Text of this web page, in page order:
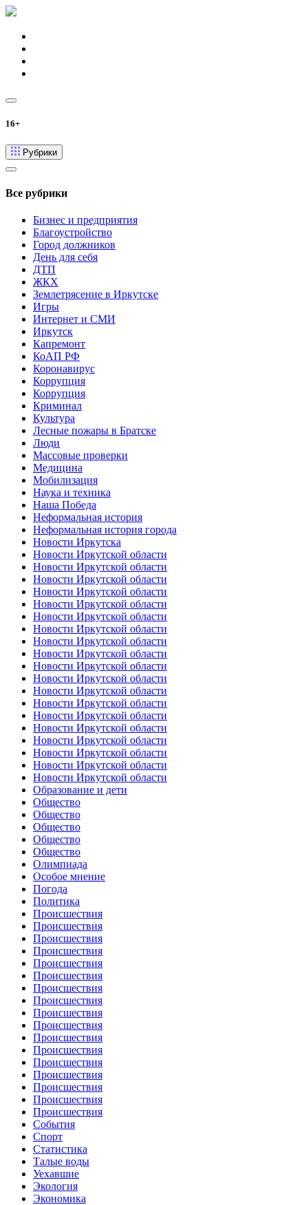
16+
Рубрики
Все рубрики
Бизнес и предприятия
Благоустройство
Город должников
День для себя
ДТП
ЖКХ
Землетрясение в Иркутске
Игры
Интернет и СМИ
Иркутск
Капремонт
КоАП РФ
Коронавирус
Коррупция
Коррупция
Криминал
Культура
Лесные пожары в Братске
Люди
Массовые проверки
Медицина
Мобилизация
Наука и техника
Наша Победа
Неформальная история
Неформальная история города
Новости Иркутска
Новости Иркутской области
Новости Иркутской области
Новости Иркутской области
Новости Иркутской области
Новости Иркутской области
Новости Иркутской области
Новости Иркутской области
Новости Иркутской области
Новости Иркутской области
Новости Иркутской области
Новости Иркутской области
Новости Иркутской области
Новости Иркутской области
Новости Иркутской области
Новости Иркутской области
Новости Иркутской области
Новости Иркутской области
Новости Иркутской области
Новости Иркутской области
Образование и дети
Общество
Общество
Общество
Общество
Общество
Олимпиада
Особое мнение
Погода
Политика
Происшествия
Происшествия
Происшествия
Происшествия
Происшествия
Происшествия
Происшествия
Происшествия
Происшествия
Происшествия
Происшествия
Происшествия
Происшествия
Происшествия
Происшествия
Происшествия
Происшествия
События
Спорт
Статистика
Талые воды
Уехавшие
Экология
Экономика